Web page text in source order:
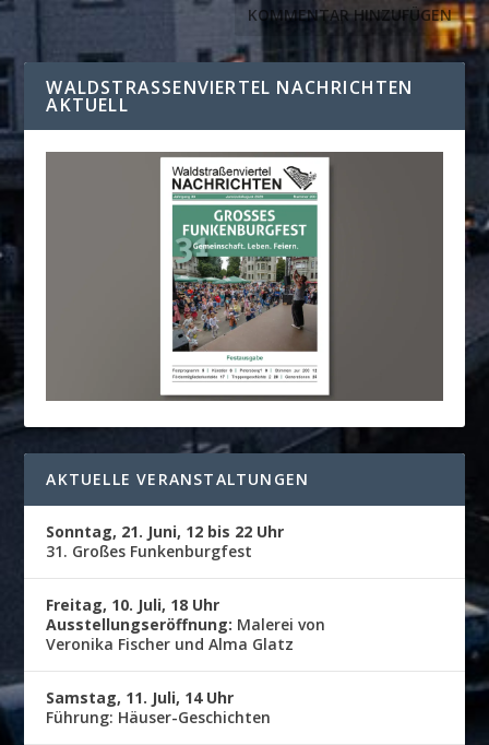
WALDSTRASSENVIERTEL NACHRICHTEN A
KTUELL
AKTUELLE VERANSTALTUNGEN
Sonntag, 21. Juni, 12 bis 22 Uhr
31. Großes Funkenburgfest
Freitag, 10. Juli, 18 Uhr
Ausstellungseröffnung: Malerei von
Veronika Fischer und Alma Glatz
Samstag, 11. Juli, 14 Uhr
Führung: Häuser-Geschichten